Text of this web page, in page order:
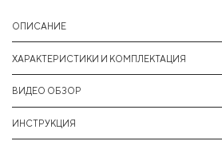
ОПИСАНИЕ
ХАРАКТЕРИСТИКИ И КОМПЛЕКТАЦИЯ
ВИДЕО ОБЗОР
ИНСТРУКЦИЯ